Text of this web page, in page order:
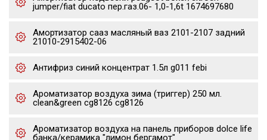
jumper/fiat ducato пер.газ.06- 1,0-1,6t 1674697680
Амортизатор сааз масляный ваз 2101-2107 задний
21010-2915402-06
Антифриз синий концентрат 1.5л g011 febi
Ароматизатор воздуха зима (триггер) 250 мл.
clean&green cg8126 cg8126
Ароматизатор воздуха на панель приборов dolce life
банка/керамика "лимон бергамот"